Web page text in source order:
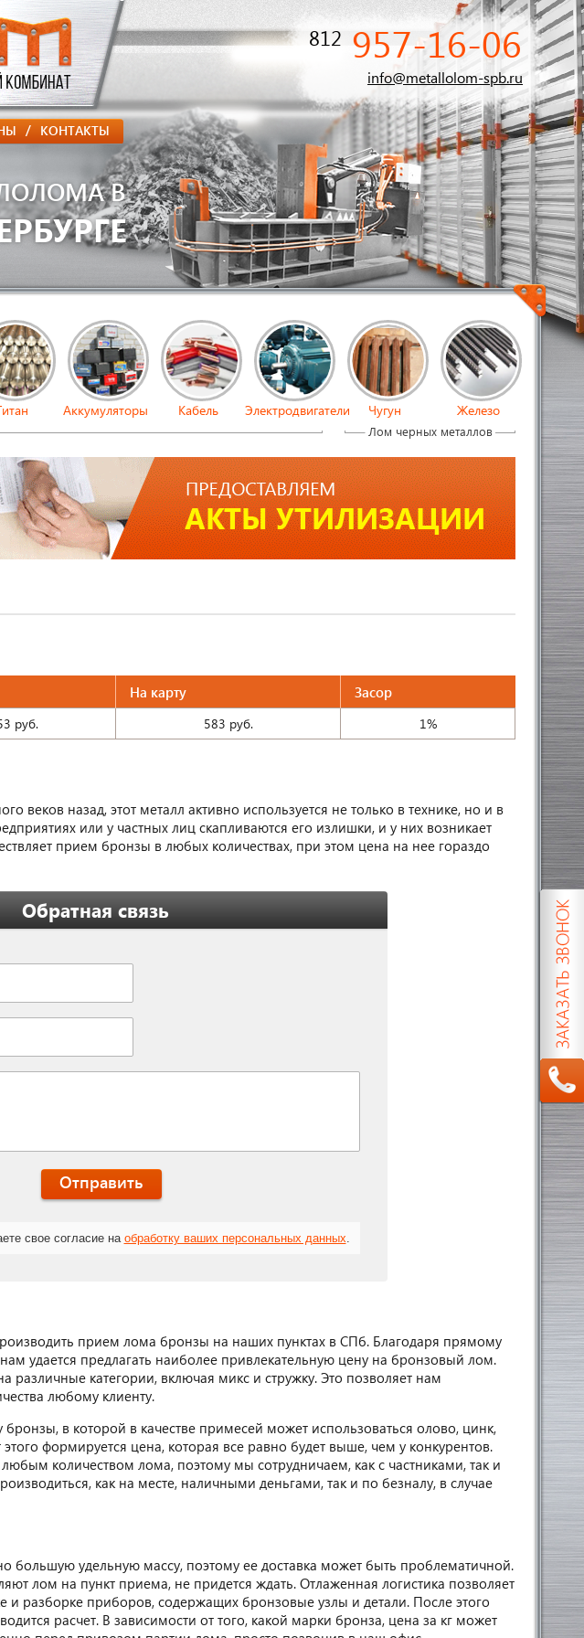
/ КОНТАКТЫ
В
812 957-16-06
info@metallolom-spb.ru
Аккумуляторы Кабель Электродвигатели Чугун Железо
Лом черных металлов
На карту Засор
руб. 583 руб. 1%
веков назад, этот металл активно используется не только в технике, но и в
или у частных лиц скапливаются его излишки, и у них возникает
прием бронзы в любых количествах, при этом цена на нее гораздо
Обратная связь
Отправить
свое согласие наобработку ваших персональных данных.
прием лома бронзы на наших пунктах в СПб. Благодаря прямому
удается предлагать наиболее привлекательную цену на бронзовый лом.
категории, включая микс и стружку. Это позволяет нам
любому клиенту.
в которой в качестве примесей может использоваться олово, цинк,
формируется цена, которая все равно будет выше, чем у конкурентов.
количеством лома, поэтому мы сотрудничаем, как с частниками, так и
как на месте, наличными деньгами, так и по безналу, в случае
большую удельную массу, поэтому ее доставка может быть проблематичной.
лом на пункт приема, не придется ждать. Отлаженная логистика позволяет
и разборке приборов, содержащих бронзовые узлы и детали. После этого
расчет. В зависимости от того, какой марки бронза, цена за кг может